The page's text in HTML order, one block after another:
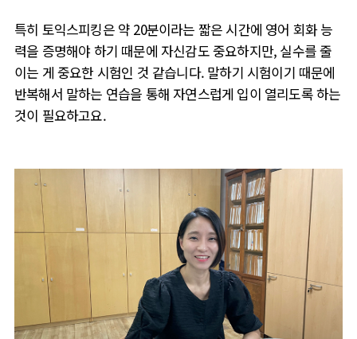
특히 토익스피킹은 약 20분이라는 짧은 시간에 영어 회화 능
력을 증명해야 하기 때문에 자신감도 중요하지만, 실수를 줄
이는 게 중요한 시험인 것 같습니다. 말하기 시험이기 때문에
반복해서 말하는 연습을 통해 자연스럽게 입이 열리도록 하는
것이 필요하고요.